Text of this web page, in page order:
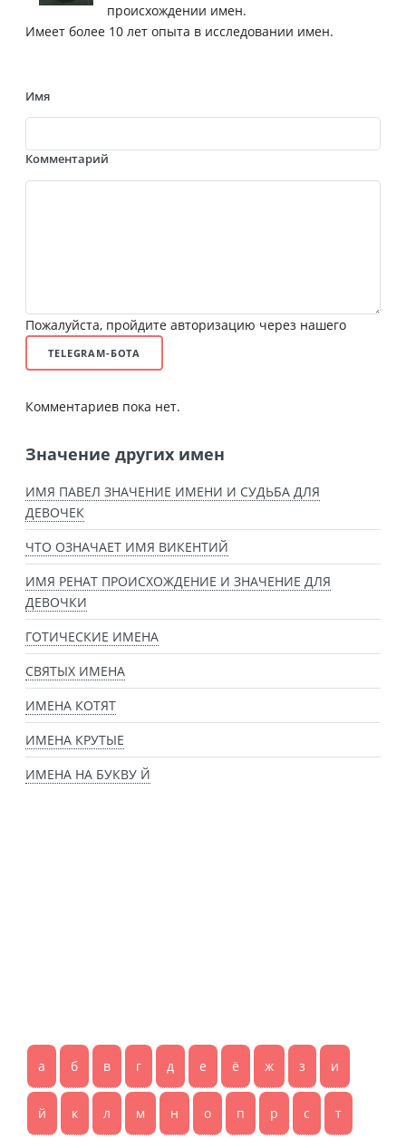
происхождении имен.
Имеет более 10 лет опыта в исследовании имен.
Имя
Комментарий
Пожалуйста, пройдите авторизацию через нашего
TELEGRAM-БОТА
Комментариев пока нет.
Значение других имен
ИМЯ ПАВЕЛ ЗНАЧЕНИЕ ИМЕНИ И СУДЬБА ДЛЯ
ДЕВОЧЕК
ЧТО ОЗНАЧАЕТ ИМЯ ВИКЕНТИЙ
ИМЯ РЕНАТ ПРОИСХОЖДЕНИЕ И ЗНАЧЕНИЕ ДЛЯ
ДЕВОЧКИ
ГОТИЧЕСКИЕ ИМЕНА
СВЯТЫХ ИМЕНА
ИМЕНА КОТЯТ
ИМЕНА КРУТЫЕ
ИМЕНА НА БУКВУ Й
а б в г д е ё ж з и
й к л м н о п р с т